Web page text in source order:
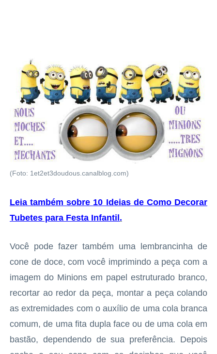
(Foto: 1et2et3doudous.canalblog.com)
Leia também sobre 10 Ideias de Como Decorar
Tubetes para Festa Infantil.
Você pode fazer também uma lembrancinha de
cone de doce, com você imprimindo a peça com a
imagem do Minions em papel estruturado branco,
recortar ao redor da peça, montar a peça colando
as extremidades com o auxílio de uma cola branca
comum, de uma fita dupla face ou de uma cola em
bastão, dependendo de sua preferência. Depois